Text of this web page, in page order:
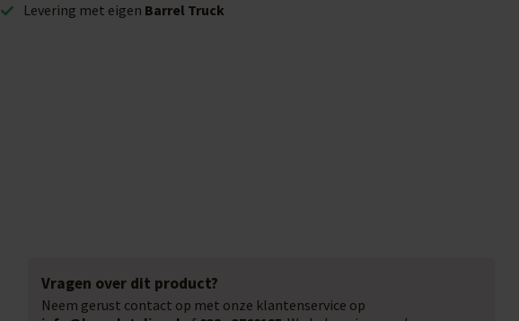
Levering met eigen Barrel Truck
Vragen over dit product?
Neem gerust contact op met onze klantenservice op